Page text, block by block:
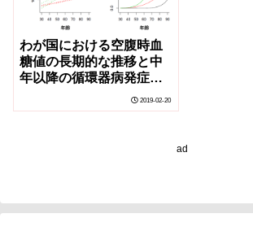
わが国における空腹時血
糖値の長期的な推移と中
年以降の循環器病発症リ
2019-02-20
ad